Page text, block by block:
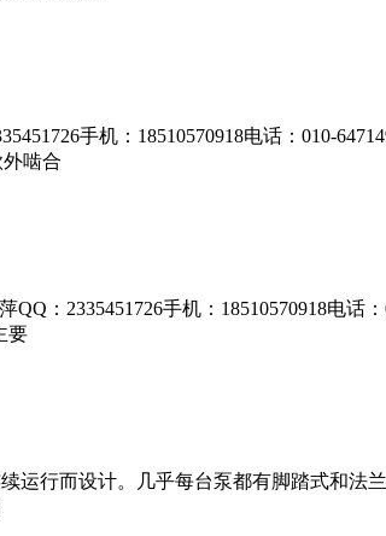
手机：18510570918电话：010-
外啮合
：2335451726手机：18510570918电话：
要
运行而设计。几乎每台泵都有脚踏式和法